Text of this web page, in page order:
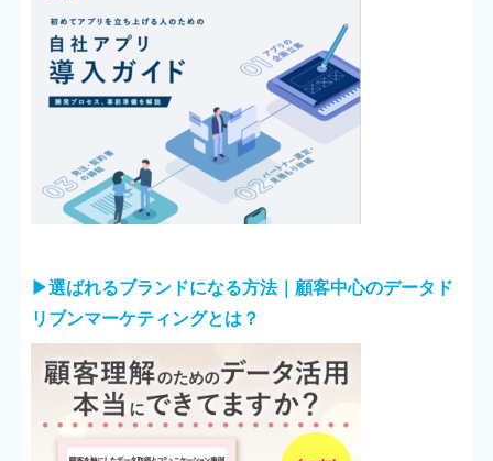
▶︎選ばれるブランドになる方法｜顧客中心のデータド
リブンマーケティングとは？